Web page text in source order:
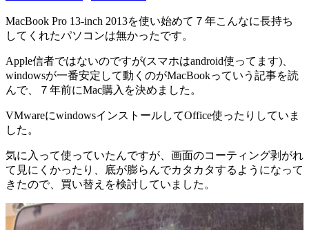
MacBook Pro 13-inch 2013を使い始めて７年こんなに長持ち
してくれたパソコンは無かったです。
Apple信者ではないのですが(スマホはandroid使ってます)、
windowsが一番安定して動くのがMacBookっていう記事を読
んで、７年前にMac購入を決めました。
VMwareにwindowsインストールしてOffice使ったりしていま
した。
気に入って使っていたんですが、画面のコーティング剥がれ
て見にくかったり、底が膨らんでカタカタするようになって
きたので、買い替えを検討していました。